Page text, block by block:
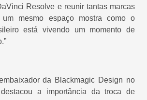
Resolve e reunir tantas marcas
um mesmo espaço mostra como o
está vivendo um momento de
da Blackmagic Design no
a importância da troca de